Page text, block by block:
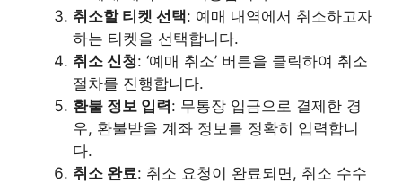
취소할 티켓 선택: 예매 내역에서 취소하고자
하는 티켓을 선택합니다.
취소 신청: ‘예매 취소’ 버튼을 클릭하여 취소
절차를 진행합니다.
환불 정보 입력: 무통장 입금으로 결제한 경
우, 환불받을 계좌 정보를 정확히 입력합니
다.
취소 완료: 취소 요청이 완료되면, 취소 수수